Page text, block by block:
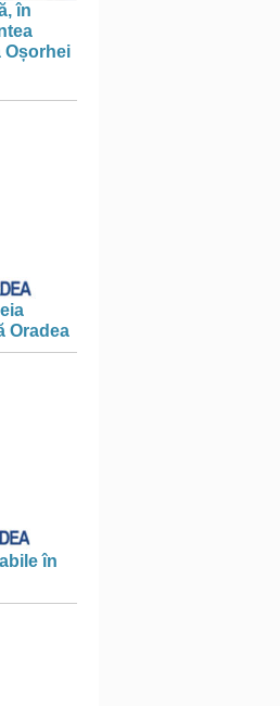
în
Oșorhei
Oradea
în